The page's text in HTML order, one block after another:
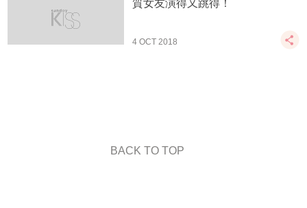
質女友演得又跳得！
4 OCT 2018
BACK TO TOP